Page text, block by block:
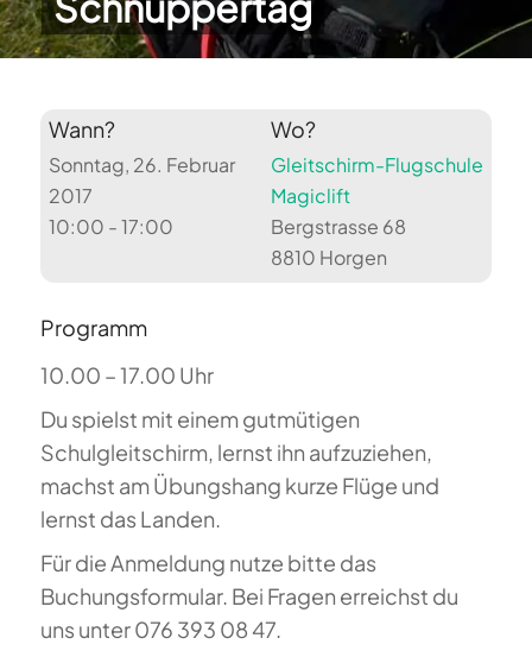
Wann?
Sonntag, 26. Februar
2017
10:00 - 17:00
Wo?
Gleitschirm-Flugschule
Magiclift
Bergstrasse 68
8810 Horgen
Programm
10.00 – 17.00 Uhr
Du spielst mit einem gutmütigen
Schulgleitschirm, lernst ihn aufzuziehen,
machst am Übungshang kurze Flüge und
lernst das Landen.
Für die Anmeldung nutze bitte das
Buchungsformular. Bei Fragen erreichst du
uns unter 076 393 08 47.